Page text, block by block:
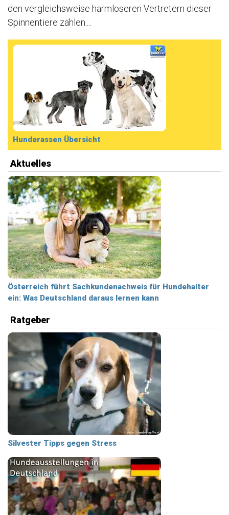
den vergleichsweise harmloseren Vertretern dieser
Spinnentiere zählen....
Hunderassen Übersicht
Aktuelles
Österreich führt Sachkundenachweis für Hundehalter
ein: Was Deutschland daraus lernen kann
Ratgeber
Silvester Tipps gegen Stress